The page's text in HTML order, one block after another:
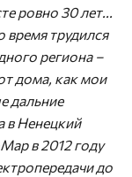
ровно 30 лет...
время трудился
региона –
дома, как мои
дальние
в Ненецкий
в 2012 году
до